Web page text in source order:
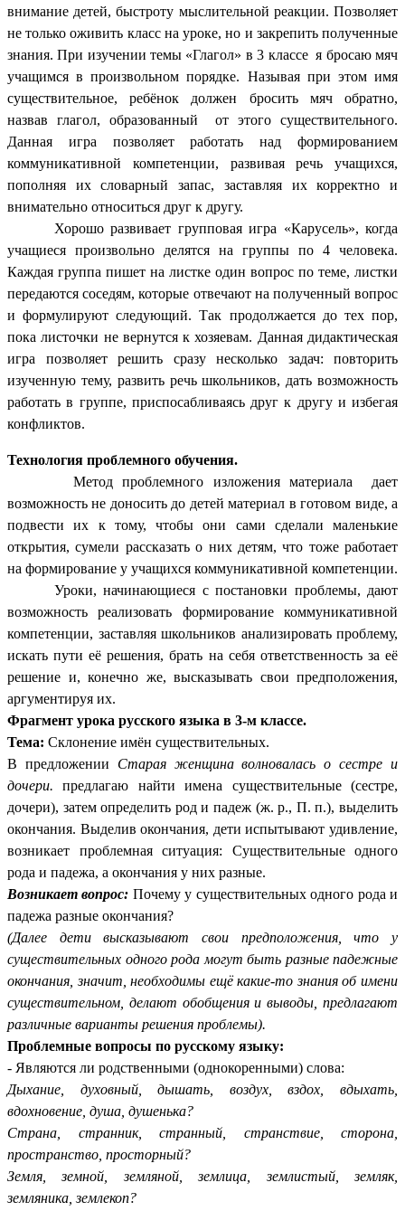
внимание детей, быстроту мыслительной реакции. Позволяет
не только оживить класс на уроке, но и закрепить полученные
знания. При изучении темы «Глагол» в 3 классе я бросаю мяч
учащимся в произвольном порядке. Называя при этом имя
существительное, ребёнок должен бросить мяч обратно,
назвав глагол, образованный от этого существительного.
Данная игра позволяет работать над формированием
коммуникативной компетенции, развивая речь учащихся,
пополняя их словарный запас, заставляя их корректно и
внимательно относиться друг к другу.
Хорошо развивает групповая игра «Карусель», когда
учащиеся произвольно делятся на группы по 4 человека.
Каждая группа пишет на листке один вопрос по теме, листки
передаются соседям, которые отвечают на полученный вопрос
и формулируют следующий. Так продолжается до тех пор,
пока листочки не вернутся к хозяевам. Данная дидактическая
игра позволяет решить сразу несколько задач: повторить
изученную тему, развить речь школьников, дать возможность
работать в группе, приспосабливаясь друг к другу и избегая
конфликтов.
Технология проблемного обучения.
Метод проблемного изложения материала
дает
возможность не доносить до детей материал в готовом виде, а
подвести их к тому, чтобы они сами сделали маленькие
открытия, сумели рассказать о них детям, что тоже работает
на формирование у учащихся коммуникативной компетенции.
Уроки, начинающиеся с постановки проблемы, дают
возможность реализовать формирование коммуникативной
компетенции, заставляя школьников анализировать проблему,
искать пути её решения, брать на себя ответственность за её
решение и, конечно же, высказывать свои предположения,
аргументируя их.
Фрагмент урока русского языка в 3-м классе.
Тема: Склонение имён существительных.
В предложении Старая женщина волновалась о сестре и
дочери. предлагаю найти имена существительные (сестре,
дочери), затем определить род и падеж (ж. р., П. п.), выделить
окончания. Выделив окончания, дети испытывают удивление,
возникает проблемная ситуация: Существительные одного
рода и падежа, а окончания у них разные.
Возникает вопрос: Почему у существительных одного рода и
падежа разные окончания?
(Далее дети высказывают свои предположения, что у
существительных одного рода могут быть разные падежные
окончания, значит, необходимы ещё какие-то знания об имени
существительном, делают обобщения и выводы, предлагают
различные варианты решения проблемы).
Проблемные вопросы по русскому языку:
- Являются ли родственными (однокоренными) слова:
Дыхание, духовный, дышать, воздух, вздох, вдыхать,
вдохновение, душа, душенька?
Страна, странник, странный, странствие, сторона,
пространство, просторный?
Земля, земной, земляной, землица, землистый, земляк,
земляника, землекоп?